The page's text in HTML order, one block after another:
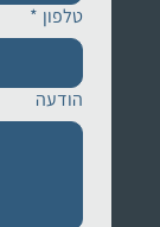
טלפון *
הודעה